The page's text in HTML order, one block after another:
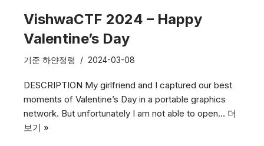
VishwaCTF 2024 – Happy
Valentine’s Day
기준 하얀정령 2024-03-08
DESCRIPTION My girlfriend and I captured our best
moments of Valentine’s Day in a portable graphics
network. But unfortunately I am not able to open… 더
보기 »